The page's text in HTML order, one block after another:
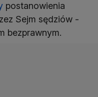
postanowienia
Sejm sędziów -
bezprawnym.